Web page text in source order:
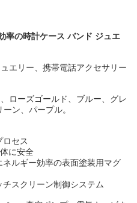
率の時計ケース バンド ジュエ
エリー、携帯電話アクセサリー
ローズゴールド、ブルー、グレ
ン、パープル。
ロセス
に安全
ルギー効率の表面塗装用マグ
スクリーン制御システム